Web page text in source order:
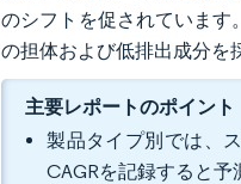
のシフトを促されています
の担体および低排出成分を
主要レポートのポイント
製品タイプ別では、
CAGRを記録すると予